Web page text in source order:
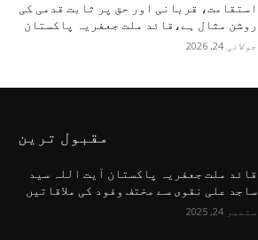
استقامت، قربانی اور حق پر ثابت قدمی کی
روشن مثال ہے،قائد ملت جعفریہ پاکستان
جولائی 24, 2026
مقبول ترین
قائد ملت جعفریہ پاکستان آیت اللہ سید
ساجد علی نقوی سے مختف وفود کی ملاقاتیں
ستمبر 24, 2025